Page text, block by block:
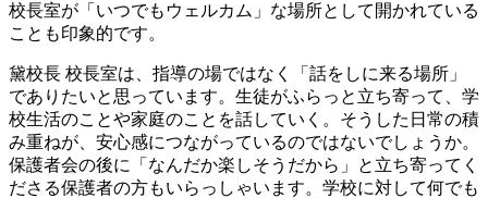
校長室が「いつでもウェルカム」な場所として開かれている
ことも印象的です。
黛校長 校長室は、指導の場ではなく「話をしに来る場所」
でありたいと思っています。生徒がふらっと立ち寄って、学
校生活のことや家庭のことを話していく。そうした日常の積
み重ねが、安心感につながっているのではないでしょうか。
保護者会の後に「なんだか楽しそうだから」と立ち寄ってく
ださる保護者の方もいらっしゃいます。学校に対して何でも